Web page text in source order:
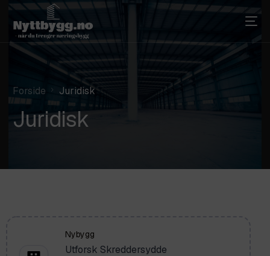
Forside Juridisk
Juridisk
Nybygg
Utforsk Skreddersydde